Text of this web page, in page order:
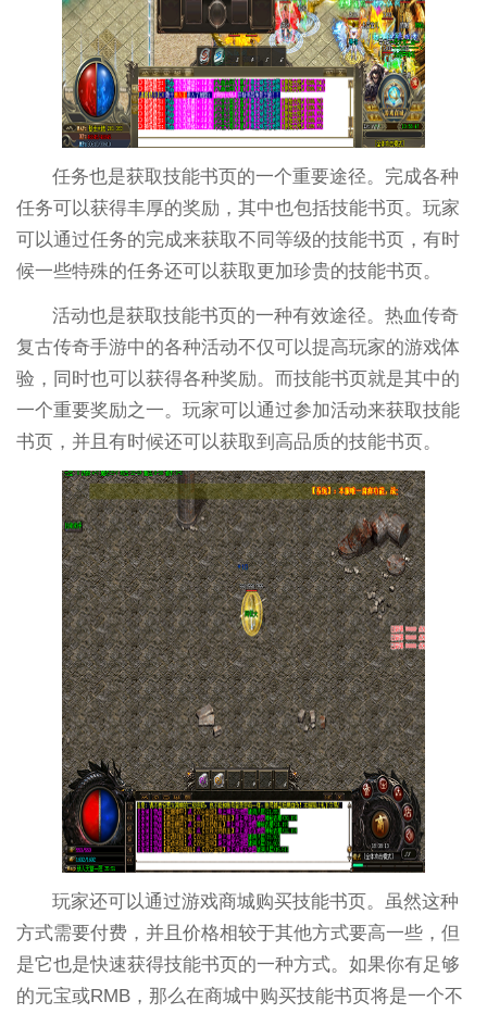
任务也是获取技能书页的一个重要途径。完成各种
任务可以获得丰厚的奖励，其中也包括技能书页。玩家
可以通过任务的完成来获取不同等级的技能书页，有时
候一些特殊的任务还可以获取更加珍贵的技能书页。
活动也是获取技能书页的一种有效途径。热血传奇
复古传奇手游中的各种活动不仅可以提高玩家的游戏体
验，同时也可以获得各种奖励。而技能书页就是其中的
一个重要奖励之一。玩家可以通过参加活动来获取技能
书页，并且有时候还可以获取到高品质的技能书页。
玩家还可以通过游戏商城购买技能书页。虽然这种
方式需要付费，并且价格相较于其他方式要高一些，但
是它也是快速获得技能书页的一种方式。如果你有足够
的元宝或RMB，那么在商城中购买技能书页将是一个不